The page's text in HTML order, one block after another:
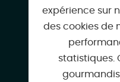
expérience sur
des cookies de
statistiques.